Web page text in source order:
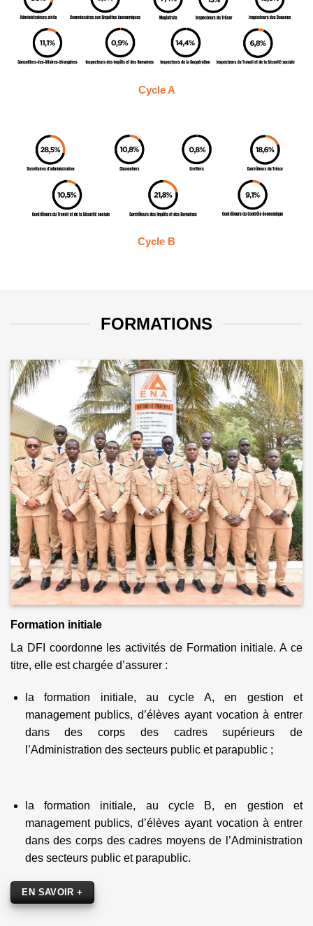
Cycle A
Cycle B
FORMATIONS
Formation initiale
La DFI coordonne les activités de Formation initiale. A ce
titre, elle est chargée d’assurer :
la formation initiale, au cycle A, en gestion et
management publics, d’élèves ayant vocation à entrer
dans des corps des cadres supérieurs de
l’Administration des secteurs public et parapublic ;
la formation initiale, au cycle B, en gestion et
management publics, d’élèves ayant vocation à entrer
dans des corps des cadres moyens de l’Administration
des secteurs public et parapublic.
EN SAVOIR +